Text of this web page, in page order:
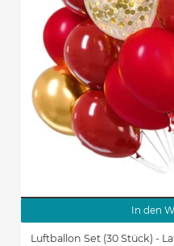
In den
Luftballon Set (30 Stück) -